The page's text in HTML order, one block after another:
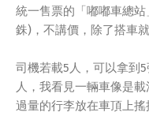
統一售票的「嘟嘟車總
銖)，不講價，除了搭車
司機若載5人，可以拿到
人，我看見一輛車像是
過量的行李放在車頂上搖